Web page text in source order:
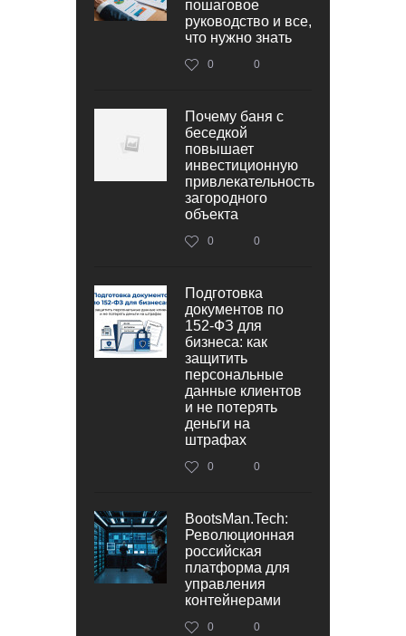
пошаговое
руководство и все,
что нужно знать
0 0
Почему баня с
беседкой
повышает
инвестиционную
привлекательность
загородного
объекта
0 0
Подготовка
документов по
152‑ФЗ для
бизнеса: как
защитить
персональные
данные клиентов
и не потерять
деньги на
штрафах
0 0
BootsMan.Tech:
Революционная
российская
платформа для
управления
контейнерами
0 0